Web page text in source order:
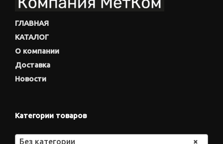
ГЛАВНАЯ
КАТАЛОГ
О компании
Доставка
Новости
Категории товаров
×
Без категории